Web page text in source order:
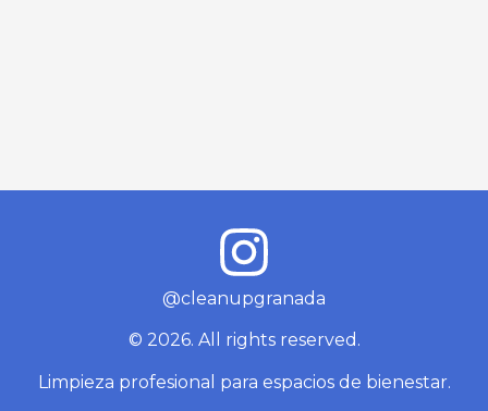
@cleanupgranada
© 2026. All rights reserved.
Limpieza profesional para espacios de bienestar.